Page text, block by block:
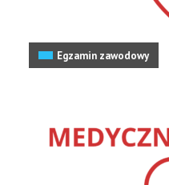
Egzamin zawodowy